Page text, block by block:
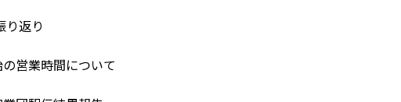
り返り
の営業時間について